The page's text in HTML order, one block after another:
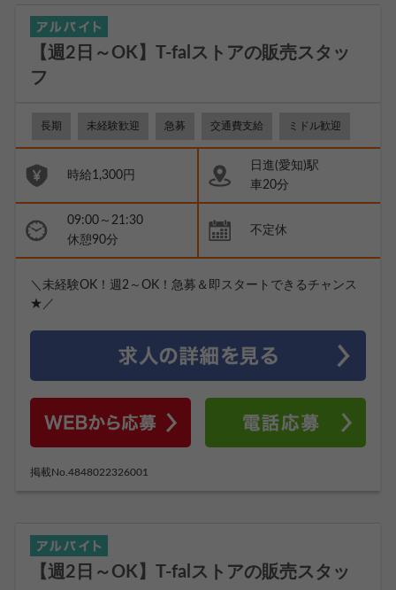
【週2日～OK】T-falストアの販売スタッ
フ
長期 未経験歓迎 急募 交通費支給 ミドル歓迎
時給1,300円
日進(愛知)駅
車20分
09:00～21:30
休憩90分
不定休
＼未経験OK！週2～OK！急募＆即スタートできるチャンス
★／
掲載No.4848022326001
【週2日～OK】T-falストアの販売スタッ